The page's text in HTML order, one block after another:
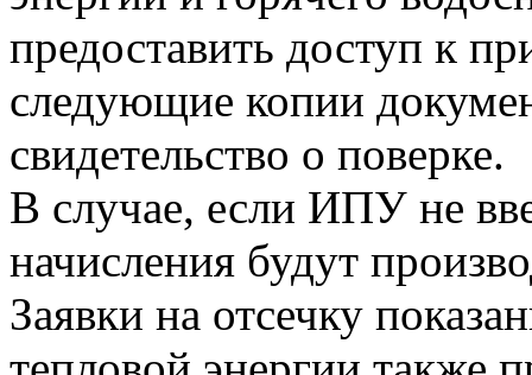
предоставить доступ к
следующие копии
свидетельство о поверке.
В случае, если ИПУ не
начисления будут
Заявки на отсечку